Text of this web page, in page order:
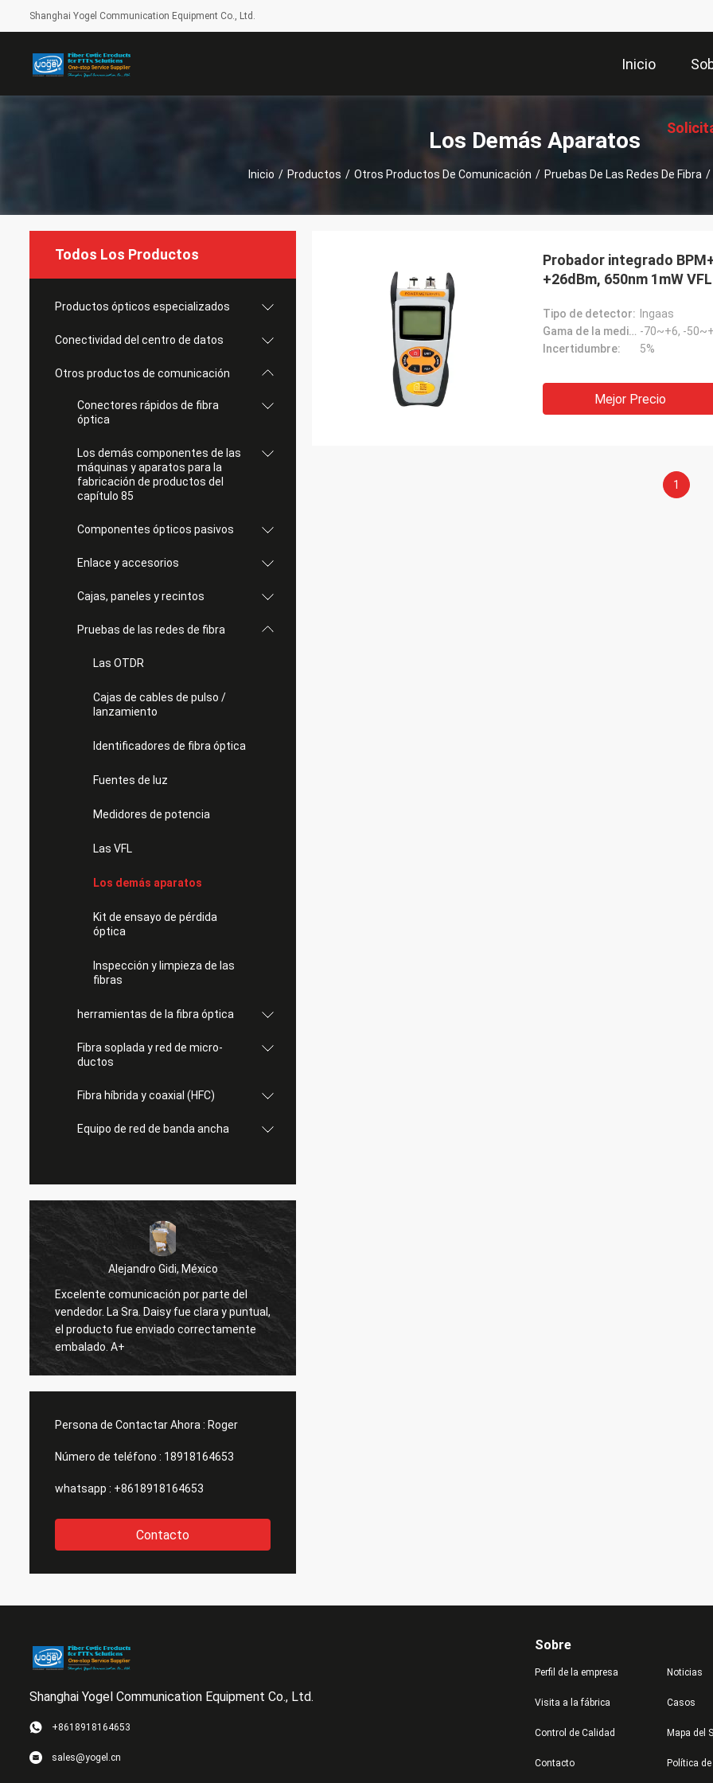
Shanghai Yogel Communication Equipment Co., Ltd.
Inicio
Los Demás Aparatos
Inicio / Productos / Otros Productos De Comunicación / Pruebas De Las Redes De Fibra /
Todos Los Productos
Productos ópticos especializados
Conectividad del centro de datos
Otros productos de comunicación
Conectores rápidos de fibra
óptica
Los demás componentes de las
máquinas y aparatos para la
fabricación de productos del
capítulo 85
Componentes ópticos pasivos
Enlace y accesorios
Cajas, paneles y recintos
Pruebas de las redes de fibra
Las OTDR
Cajas de cables de pulso /
lanzamiento
Identificadores de fibra óptica
Fuentes de luz
Medidores de potencia
Las VFL
Los demás aparatos
Kit de ensayo de pérdida
óptica
Inspección y limpieza de las
fibras
herramientas de la fibra óptica
Fibra soplada y red de micro-
ductos
Fibra híbrida y coaxial (HFC)
Equipo de red de banda ancha
Alejandro Gidi, México
Excelente comunicación por parte del
vendedor. La Sra. Daisy fue clara y puntual,
el producto fue enviado correctamente
embalado. A+
Persona de Contactar Ahora : Roger
Número de teléfono : 18918164653
whatsapp : +8618918164653
Contacto
Probador integrado
+26dBm, 650nm 1mW VFL
Tipo de detector:
Ingaas
Gama de la medida (dBm): -70~+6, -
Incertidumbre:
5%
Mejor Precio
1
Shanghai Yogel Communication Equipment Co., Ltd.
+8618918164653
sales@yogel.cn
Sobre
Perfil de la empresa
Visita a la fábrica
Control de Calidad
Contacto
Noticias
Casos
Mapa del
Política